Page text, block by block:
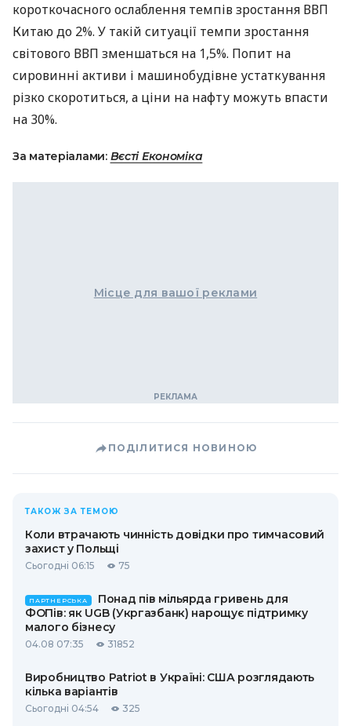
короткочасного ослаблення темпів зростання ВВП
Китаю до 2%. У такій ситуації темпи зростання
світового ВВП зменшаться на 1,5%. Попит на
сировинні активи і машинобудівне устаткування
різко скоротиться, а ціни на нафту можуть впасти
на 30%.
За матеріалами: Вєсті Економіка
Місце для вашої реклами
ПОДІЛИТИСЯ НОВИНОЮ
ТАКОЖ ЗА ТЕМОЮ
Коли втрачають чинність довідки про тимчасовий
захист у Польщі
Сьогодні 06:15 75
ПАРТНЕРСЬКА
Понад пів мільярда гривень для
ФОПів: як UGB (Укргазбанк) нарощує підтримку
малого бізнесу
04.08 07:35 31852
Виробництво Patriot в Україні: США розглядають
кілька варіантів
Сьогодні 04:54 325